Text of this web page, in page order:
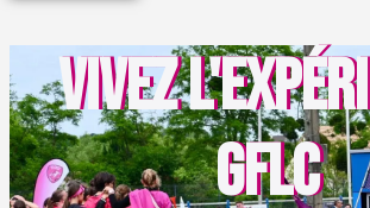
VIVEZ
GFLC